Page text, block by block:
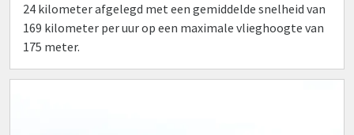
24 kilometer afgelegd met een gemiddelde snelheid van
169 kilometer per uur op een maximale vlieghoogte van
175 meter.